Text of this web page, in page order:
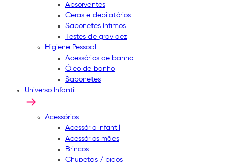
Absorventes
Ceras e depilatórios
Sabonetes íntimos
Testes de gravidez
Higiene Pessoal
Acessórios de banho
Óleo de banho
Sabonetes
Universo Infantil
Acessórios
Acessório infantil
Acessórios mães
Brincos
Chupetas / bicos